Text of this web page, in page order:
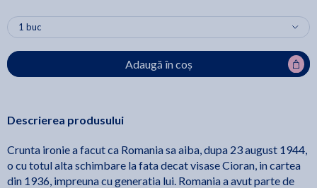
Adaugă în coș
Descrierea produsului
Crunta ironie a facut ca Romania sa aiba, dupa 23 august 1944,
o cu totul alta schimbare la fata decat visase Cioran, in cartea
din 1936, impreuna cu generatia lui. Romania a avut parte de